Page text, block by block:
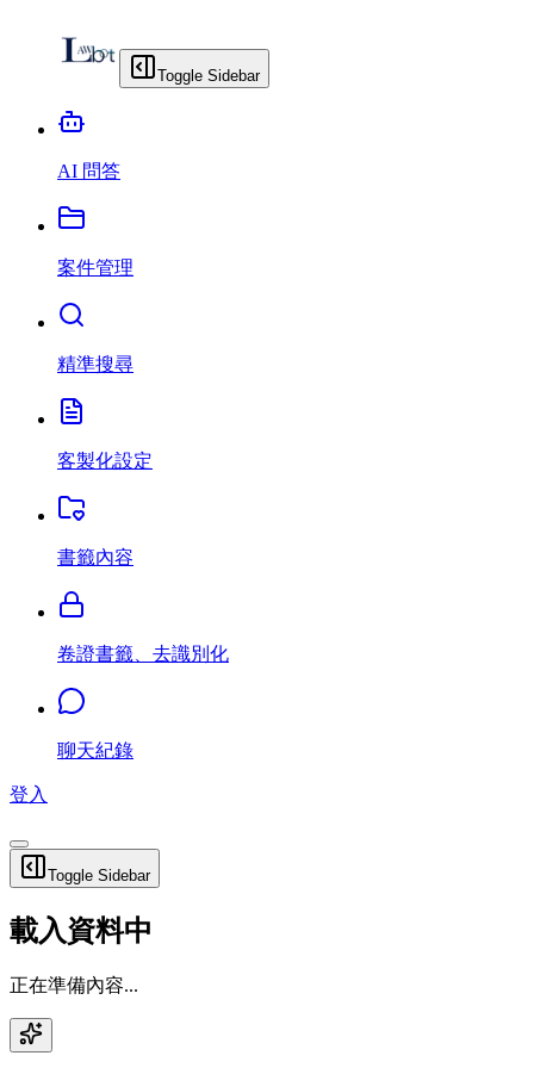
Toggle Sidebar
AI 問答
案件管理
精準搜尋
客製化設定
書籤內容
卷證書籤、去識別化
聊天紀錄
登入
Toggle Sidebar
載入資料中
正在準備內容...